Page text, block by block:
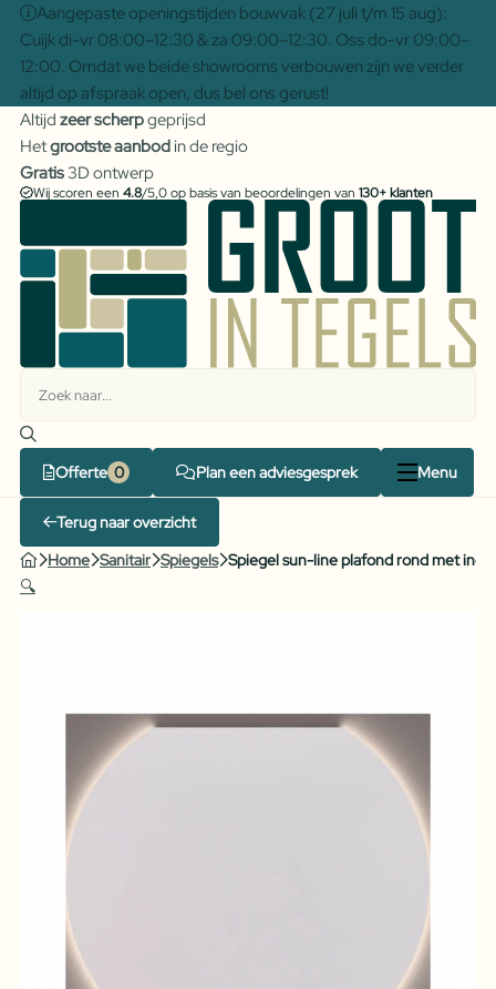
Aangepaste openingstijden bouwvak (27 juli t/m 15 aug):
Cuijk di-vr 08:00–12:30 & za 09:00–12:30. Oss do-vr 09:00–
12:00. Omdat we beide showrooms verbouwen zijn we verder
altijd op afspraak open, dus bel ons gerust!
Altijd zeer scherpgeprijsd
Hetgrootste aanbodin de regio
Gratis3D ontwerp
Wij scoren een 4.8/5,0 op basis van beoordelingen van 130+ klanten
Offerte Plan een adviesgesprek Menu
Terug naar overzicht
Home Sanitair Spiegels Spiegel sun-line plafond rond met
🔍